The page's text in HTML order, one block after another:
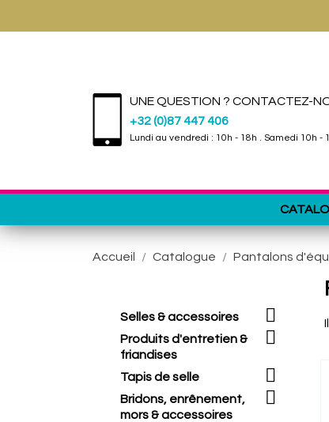
UNE QUESTION ? CONTACTEZ-
+32 (0)87 447 406
Lundi au vendredi : 10h - 18h . Samedi 10h -
Accueil Catalogue Pantalons
Selles & accessoires 
Produits d'entretien &
friandises

Tapis de selle 
Bridons, enrênement,
mors & accessoires
